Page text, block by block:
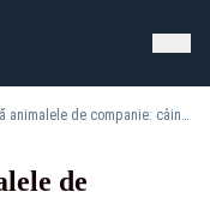
Canicula afectează animalele de companie: câinii și pisicile, expuși riscurilor de supraîncălzire
de